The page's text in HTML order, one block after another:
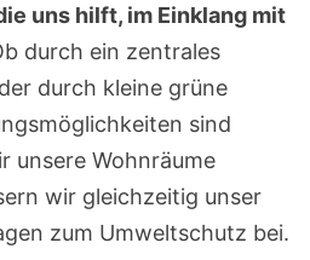
uns hilft, im Einklang mit
durch ein zentrales
durch kleine grüne
sind
unsere Wohnräume
wir gleichzeitig unser
zum Umweltschutz bei.